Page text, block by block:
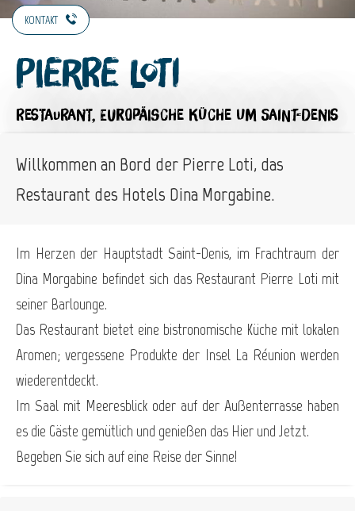
KONTAKT
Pierre Loti
RESTAURANT, EUROPÄISCHE KÜCHE UM SAINT-DENIS
Willkommen an Bord der Pierre Loti, das
Restaurant des Hotels Dina Morgabine.
Im Herzen der Hauptstadt Saint-Denis, im Frachtraum der
Dina Morgabine befindet sich das Restaurant Pierre Loti mit
seiner Barlounge.
Das Restaurant bietet eine bistronomische Küche mit lokalen
Aromen; vergessene Produkte der Insel La Réunion werden
wiederentdeckt.
Im Saal mit Meeresblick oder auf der Außenterrasse haben
es die Gäste gemütlich und genießen das Hier und Jetzt.
Begeben Sie sich auf eine Reise der Sinne!